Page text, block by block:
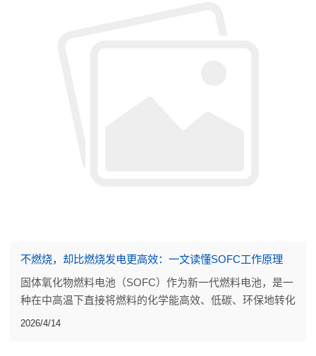
不燃烧，却比燃烧发电更高效：一文读懂SOFC工作原理
固体氧化物燃料电池（SOFC）作为新一代燃料电池，是一
种在中高温下直接将燃料的化学能高效、低碳、环保地转化
成电能的发电装置。
2026/4/14